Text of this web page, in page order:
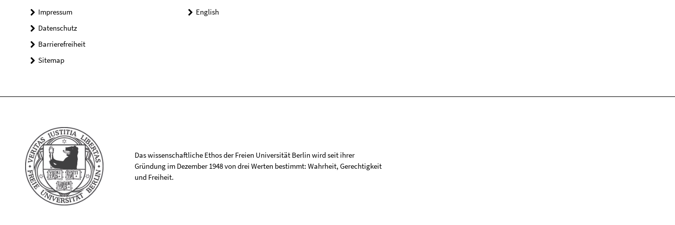
Impressum
Datenschutz
Barrierefreiheit
Sitemap
English
Das wissenschaftliche Ethos der Freien Universität Berlin wird seit ihrer
Gründung im Dezember 1948 von drei Werten bestimmt: Wahrheit, Gerechtigkeit
und Freiheit.